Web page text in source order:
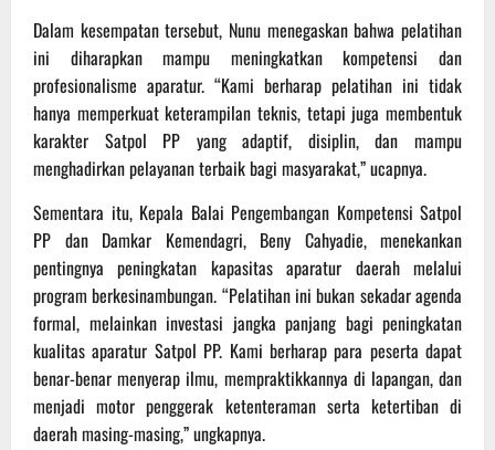
Dalam kesempatan tersebut, Nunu menegaskan bahwa pelatihan
ini diharapkan mampu meningkatkan kompetensi dan
profesionalisme aparatur. “Kami berharap pelatihan ini tidak
hanya memperkuat keterampilan teknis, tetapi juga membentuk
karakter Satpol PP yang adaptif, disiplin, dan mampu
menghadirkan pelayanan terbaik bagi masyarakat,” ucapnya.
Sementara itu, Kepala Balai Pengembangan Kompetensi Satpol
PP dan Damkar Kemendagri, Beny Cahyadie, menekankan
pentingnya peningkatan kapasitas aparatur daerah melalui
program berkesinambungan. “Pelatihan ini bukan sekadar agenda
formal, melainkan investasi jangka panjang bagi peningkatan
kualitas aparatur Satpol PP. Kami berharap para peserta dapat
benar-benar menyerap ilmu, mempraktikkannya di lapangan, dan
menjadi motor penggerak ketenteraman serta ketertiban di
daerah masing-masing,” ungkapnya.